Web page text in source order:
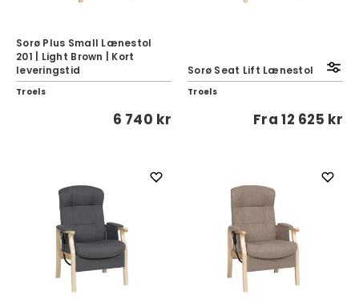
Sorø Plus Small Lænestol
201 | Light Brown | Kort
leveringstid
Troels
6 740 kr
Sorø Seat Lift Lænestol
Troels
Fra12 625 kr